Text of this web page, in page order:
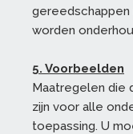
worden
5. Voorbeelden
Maatregelen die
zijn voor alle
toepassing. U